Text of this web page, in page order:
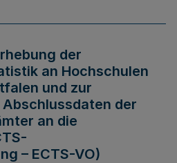
der
an Hochschulen
und zur
der
an die
– ECTS-VO)